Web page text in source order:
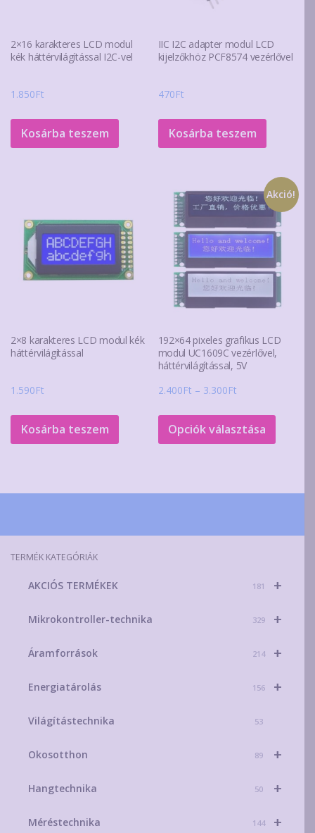
2×16 karakteres LCD modul
kék háttérvilágítással I2C-vel
1.850Ft
Kosárba teszem
IIC I2C adapter modul LCD
kijelzőkhöz PCF8574 vezérlővel
470Ft
Kosárba teszem
2×8 karakteres LCD modul kék
háttérvilágítással
1.590Ft
Kosárba teszem
Akció!
192×64 pixeles grafikus LCD
modul UC1609C vezérlővel,
háttérvilágítással, 5V
2.400Ft – 3.300FtÁrtartomány:
-
3.300Ft
Opciók választása
Ennek
TERMÉK KATEGÓRIÁK
+
AKCIÓS TERMÉKEK 181
+
Mikrokontroller-technika 329
+
Áramforrások 214
+
Energiatárolás 156
Világítástechnika 53
+
Okosotthon 89
+
Hangtechnika 50
+
Méréstechnika 144